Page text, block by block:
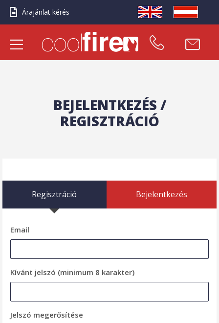
Árajánlat kérés
BEJELENTKEZÉS /
REGISZTRÁCIÓ
Regisztráció Bejelentkezés
Email
Kívánt jelszó (minimum 8 karakter)
Jelszó megerősítése